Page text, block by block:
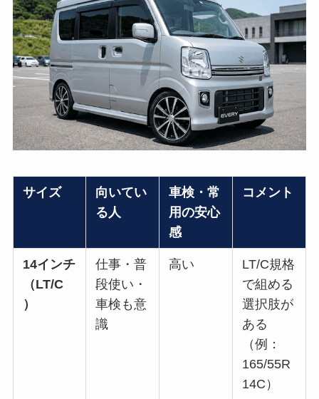
サイズ
向いてい
る人
車検・常
用の安心
感
コメント
14インチ
（LT/C
）
仕事・普
段使い・
車検も意
識
高い
LT/C規格
で組める
選択肢が
ある
（例：
165/55R
14C）